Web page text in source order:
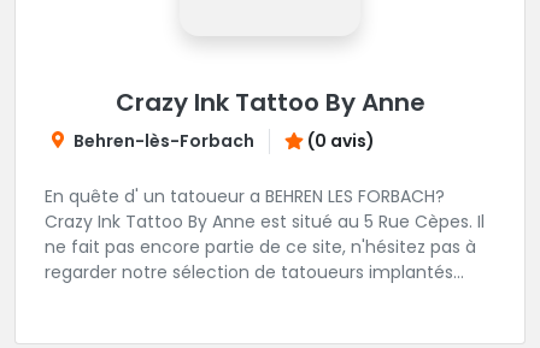
Crazy Ink Tattoo By Anne
Behren-lès-Forbach (0 avis)
En quête d' un tatoueur a BEHREN LES FORBACH?
Crazy Ink Tattoo By Anne est situé au 5 Rue Cèpes. Il
ne fait pas encore partie de ce site, n'hésitez pas à
regarder notre sélection de tatoueurs implantés